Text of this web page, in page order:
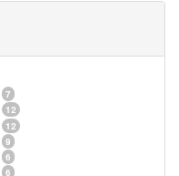
7
12
12
9
6
6